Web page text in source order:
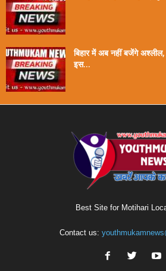
बिहार में अब नहीं बजेंगे अश्लील,
इस...
Best Site for Motihari
Contact us: